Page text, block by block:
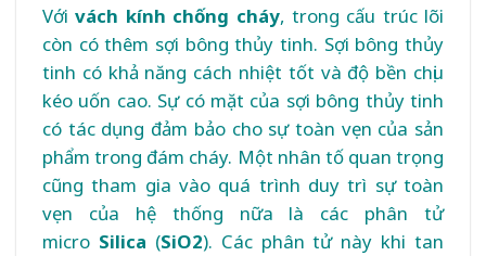
Vớivách kính chống cháy, trong cấu trúc lõi
còn có thêm sợi bông thủy tinh. Sợi bông thủy
tinh có khả năng cách nhiệt tốt và độ bền chịu
kéo uốn cao. Sự có mặt của sợi bông thủy tinh
có tác dụng đảm bảo cho sự toàn vẹn của sản
phẩm trong đám cháy. Một nhân tố quan trọng
cũng tham gia vào quá trình duy trì sự toàn
vẹn của hệ thống nữa là các phân tử
micro Silica (SiO2). Các phân tử này khi tan